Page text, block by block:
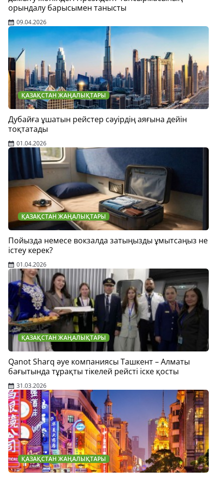
орындалу барысымен танысты
09.04.2026
ҚАЗАҚСТАН ЖАҢАЛЫҚТАРЫ
Дубайға ұшатын рейстер сәуірдің аяғына дейін
тоқтатады
01.04.2026
ҚАЗАҚСТАН ЖАҢАЛЫҚТАРЫ
Пойызда немесе вокзалда затыңызды ұмытсаңыз не
істеу керек?
01.04.2026
ҚАЗАҚСТАН ЖАҢАЛЫҚТАРЫ
Qanot Sharq әуе компаниясы Ташкент – Алматы
бағытында тұрақты тікелей рейсті іске қосты
31.03.2026
ҚАЗАҚСТАН ЖАҢАЛЫҚТАРЫ